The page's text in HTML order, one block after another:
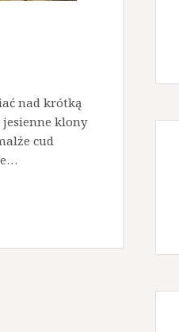
nad krótką
jesienne klony
cud